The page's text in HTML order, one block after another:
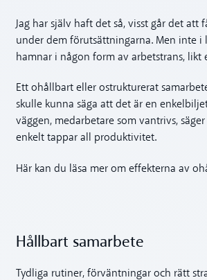
Jag har själv haft det så, visst går det att
under dem förutsättningarna. Men inte i
hamnar i någon form av arbetstrans, likt
Ett ohållbart eller ostrukturerat
skulle kunna säga att det är en
väggen, medarbetare som vantrivs,
enkelt tappar all produktivitet.
Här kan du läsa mer om effekterna av
Hållbart samarbete
Tydliga rutiner, förväntningar och rätt